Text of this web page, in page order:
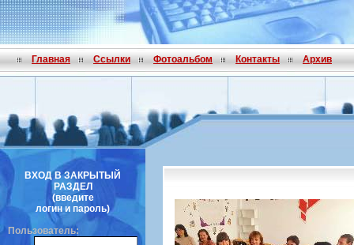
Главная Ссылки Фотоальбом Контакты Архив
ВХОД В ЗАКРЫТЫЙ
РАЗДЕЛ
(введите
логин и пароль)
Пользователь: